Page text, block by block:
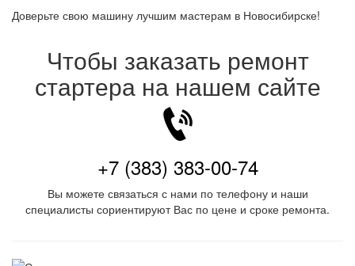
Доверьте свою машину лучшим мастерам в Новосибирске!
Чтобы заказать ремонт
стартера на нашем сайте
+7 (383) 383-00-74
Вы можете связаться с нами по телефону и наши
специалисты сориентируют Вас по цене и сроке ремонта.